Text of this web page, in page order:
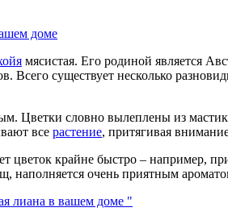
мясистая. Его родиной является
Всего существует несколько
Цветки словно вылеплены из
все растение, притягивая
цветок крайне быстро – например,
наполняется очень приятным
лиана в вашем доме "